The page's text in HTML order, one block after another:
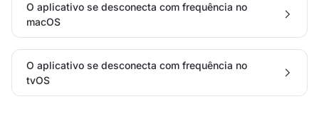
O aplicativo se desconecta com frequência no
macOS
O aplicativo se desconecta com frequência no
tvOS